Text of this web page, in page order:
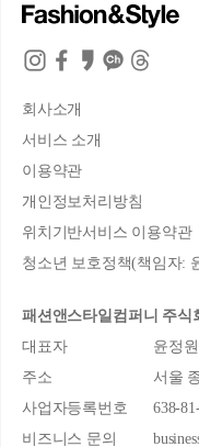
회사소개
서비스 소개
이용약관
개인정보처리방침
위치기반서비스 이용약관
청소년 보호정책(책임자:
패션앤스타일컴퍼니 주식
대표자
윤정원
주소
서울
사업자등록번호
638-
비즈니스 문의